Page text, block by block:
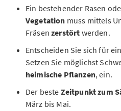
Ein bestehender Rasen
Vegetation muss mittels
Fräsenzerstört werden.
Entscheiden Sie sich für ein
Setzen Sie möglichst
heimische Pflanzen, ein.
Der beste Zeitpunkt zum
März bis Mai.